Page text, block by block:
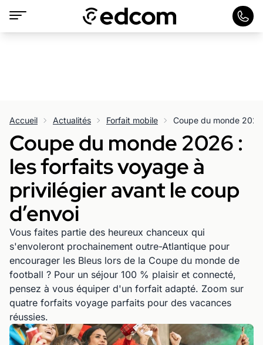
Accueil Actualités Forfait mobile
Coupe du monde 2026 :
les forfaits voyage à
privilégier avant le coup
d’envoi
Vous faites partie des heureux chanceux qui
s'envoleront prochainement outre-Atlantique pour
encourager les Bleus lors de la Coupe du monde de
football ? Pour un séjour 100 % plaisir et connecté,
pensez à vous équiper d'un forfait adapté. Zoom sur
quatre forfaits voyage parfaits pour des vacances
réussies.